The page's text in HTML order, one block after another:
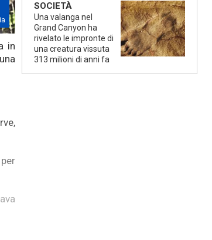
in
SOCIETÀ
Una valanga nel
Grand Canyon ha
rivelato le impronte di
una creatura vissuta
313 milioni di anni fa